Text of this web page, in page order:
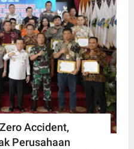
Accident,
Perusahaan